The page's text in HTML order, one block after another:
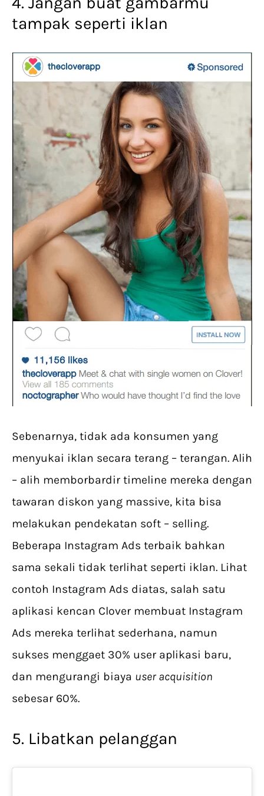
tampak seperti iklan
Sebenarnya, tidak ada konsumen yang
menyukai iklan secara terang – terangan. Alih
– alih memborbardir timeline mereka dengan
tawaran diskon yang massive, kita bisa
melakukan pendekatan soft – selling.
Beberapa Instagram Ads terbaik bahkan
sama sekali tidak terlihat seperti iklan. Lihat
contoh Instagram Ads diatas, salah satu
aplikasi kencan Clover membuat Instagram
Ads mereka terlihat sederhana, namun
sukses menggaet 30% user aplikasi baru,
dan mengurangi biaya user acquisition
sebesar 60%.
5. Libatkan pelanggan